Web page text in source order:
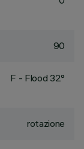
90
F - Flood 32°
rotazione